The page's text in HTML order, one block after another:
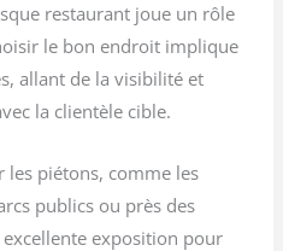
restaurant joue un rôle
le bon endroit implique
allant de la visibilité et
la clientèle cible.
les piétons, comme les
publics ou près des
exposition pour